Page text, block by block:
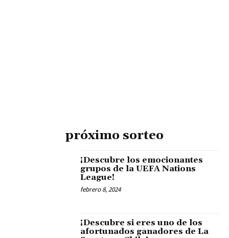
próximo sorteo
¡Descubre los emocionantes
grupos de la UEFA Nations
League!
febrero 8, 2024
¡Descubre si eres uno de los
afortunados ganadores de La